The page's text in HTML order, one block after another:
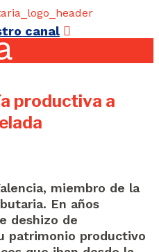
canal
productiva a
miembro de la
En años
deshizo de
patrimonio productivo